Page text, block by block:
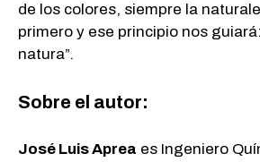
de los colores, siempre la
primero y ese principio nos
natura”.
Sobre el autor:
José Luis Aprea es Ingeniero